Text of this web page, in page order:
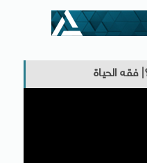
فقه الحياة